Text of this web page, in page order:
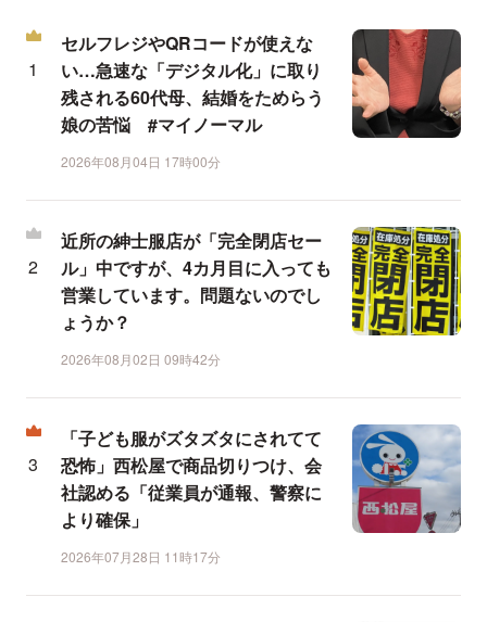
セルフレジやQRコードが使えな
い…急速な「デジタル化」に取り
残される60代母、結婚をためらう
娘の苦悩 #マイノーマル
2026年08月04日 17時00分
近所の紳士服店が「完全閉店セー
ル」中ですが、4カ月目に入っても
営業しています。問題ないのでし
ょうか？
2026年08月02日 09時42分
「子ども服がズタズタにされてて
恐怖」西松屋で商品切りつけ、会
社認める「従業員が通報、警察に
より確保」
2026年07月28日 11時17分